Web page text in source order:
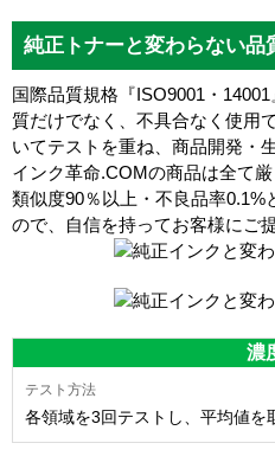
純正トナーと変わらない品
国際品質規格『ISO9001・
質だけでなく、不具合なく使用
いてテストを重ね、商品開発・
インク革命.COMの商品は全て厳
類似度90％以上・不良品率0.1%
ので、自信を持ってお客様にご
濃
各領域を3回テストし、平均値を